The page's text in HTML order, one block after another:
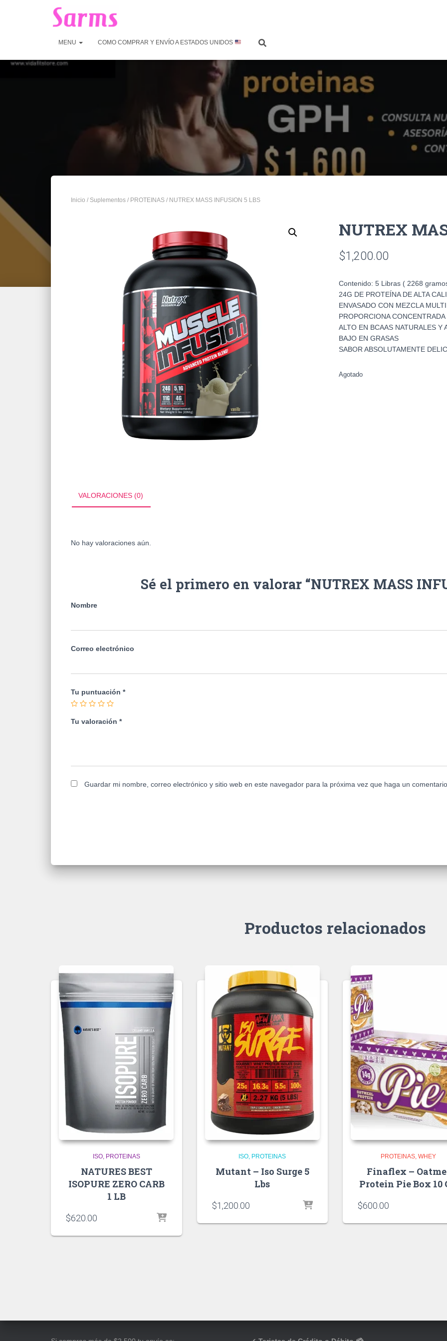
MENU COMO COMPRAR Y ENVÍO A ESTADOS UNIDOS
Inicio / Suplementos / PROTEINAS / NUTREX MASS INFUSION 5 LBS
NUTREX
$1,200.00
Contenido: 5 Libras ( 2268
24G DE PROTEÍNA DE ALTA
ENVASADO CON MEZCLA
PROPORCIONA
ALTO EN BCAAS NATURALES Y
BAJO EN GRASAS
SABOR ABSOLUTAMENTE
Agotado
VALORACIONES (0)
No hay valoraciones aún.
Sé el primero en valorar “NUTREX MASS
Nombre
Correo electrónico
Tu puntuación *
Tu valoración *
Guardar mi nombre, correo electrónico y sitio web en este navegador para la próxima vez que haga un
Productos relacionados
ISO PROTEINAS
NATURES BEST
ISOPURE ZERO CARB
1 LB
$620.00
ISO PROTEINAS
Mutant – Iso Surge 5
Lbs
$1,200.00
PROTEINAS WHEY
Finaflex –
Protein Pie Box 10
$600.00